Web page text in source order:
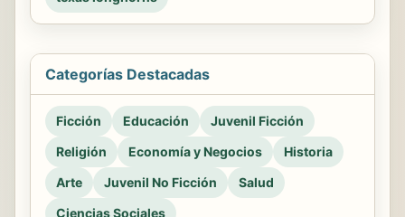
Categorías Destacadas
Ficción Educación
Juvenil Ficción
Religión
Economía y Negocios
Historia
Arte
Juvenil No Ficción
Salud
Ciencias Sociales